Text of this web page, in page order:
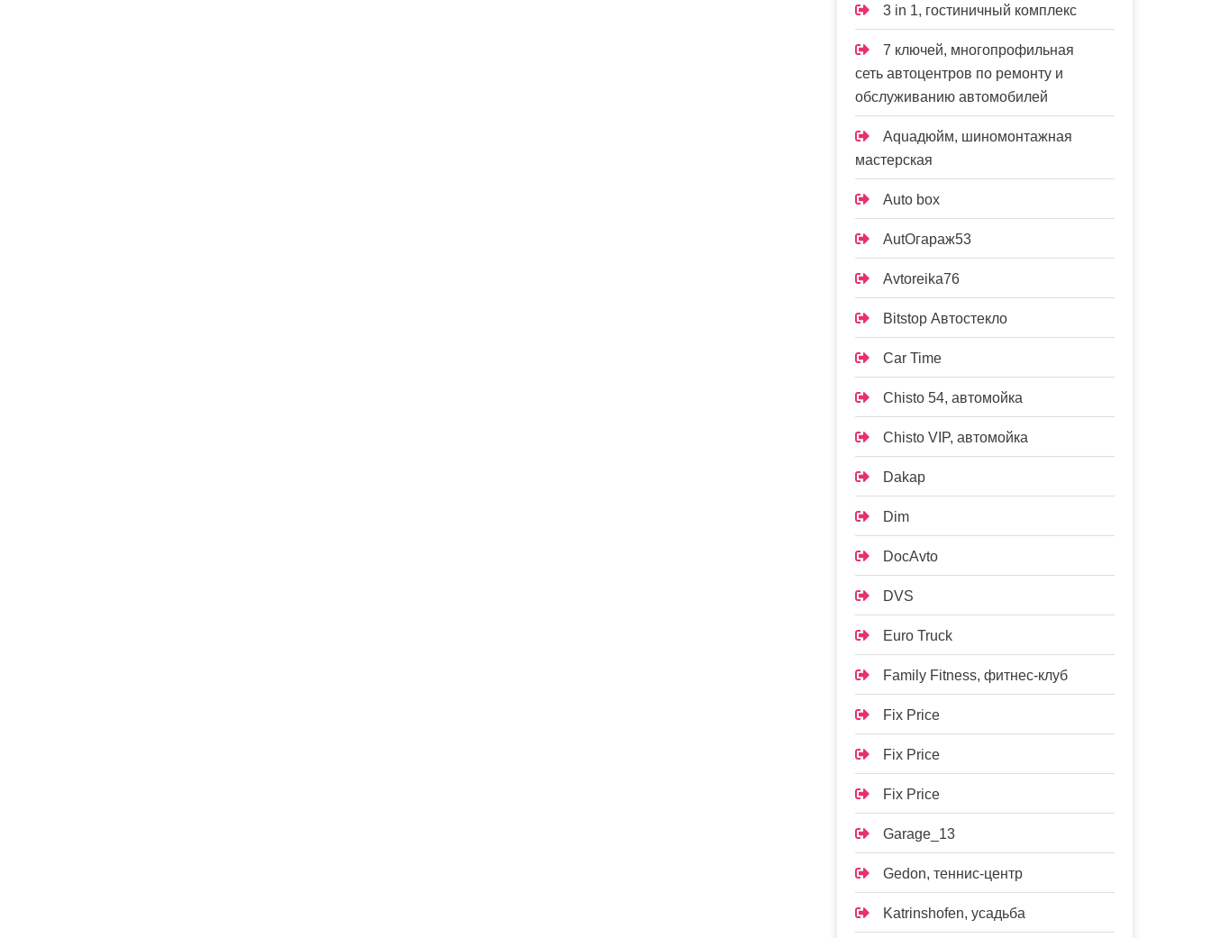
3 in 1, гостиничный комплекс
7 ключей, многопрофильная
сеть автоцентров по ремонту и
обслуживанию автомобилей
Aquaдюйм, шиномонтажная
мастерская
Auto box
AutOгараж53
Avtoreika76
Bitstop Автостекло
Car Time
Chisto 54, автомойка
Chisto VIP, автомойка
Dakap
Dim
DocAvto
DVS
Euro Truck
Family Fitness, фитнес-клуб
Fix Price
Fix Price
Fix Price
Garage_13
Gedon, теннис-центр
Katrinshofen, усадьба